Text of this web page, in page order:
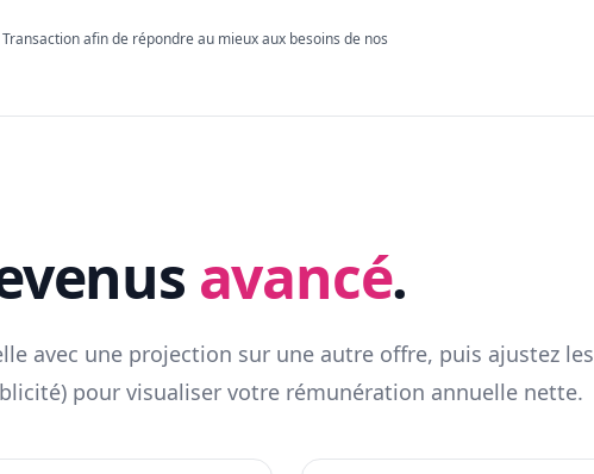
afin de répondre au mieux aux besoins de nos
avancé.
avec une projection sur une autre offre, puis ajustez les
pour visualiser votre rémunération annuelle nette.